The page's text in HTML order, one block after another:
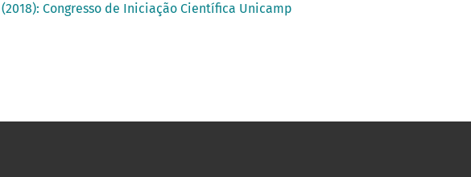
Congresso de Iniciação Científica Unicamp